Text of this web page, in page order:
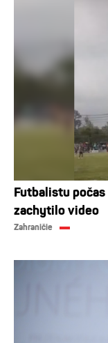
Futbalistu
zachytilo video
Zahraničie